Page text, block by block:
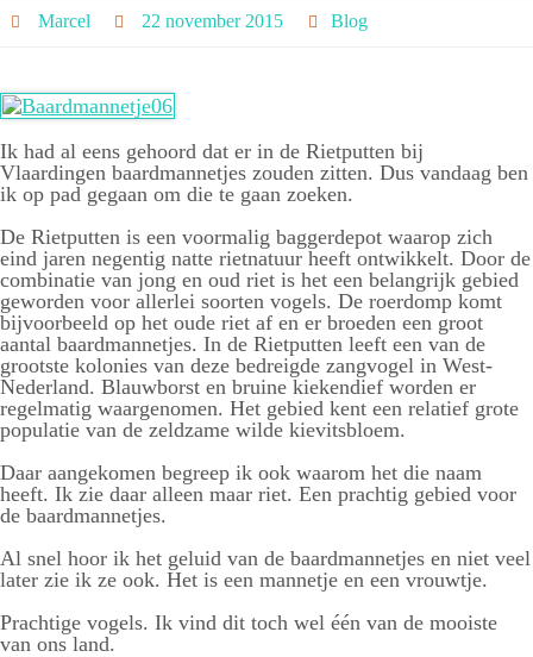
Marcel 22 november 2015 Blog
Ik had al eens gehoord dat er in de Rietputten bij
Vlaardingen baardmannetjes zouden zitten. Dus vandaag ben
ik op pad gegaan om die te gaan zoeken.
De Rietputten is een voormalig baggerdepot waarop zich
eind jaren negentig natte rietnatuur heeft ontwikkelt. Door de
combinatie van jong en oud riet is het een belangrijk gebied
geworden voor allerlei soorten vogels. De roerdomp komt
bijvoorbeeld op het oude riet af en er broeden een groot
aantal baardmannetjes. In de Rietputten leeft een van de
grootste kolonies van deze bedreigde zangvogel in West-
Nederland. Blauwborst en bruine kiekendief worden er
regelmatig waargenomen. Het gebied kent een relatief grote
populatie van de zeldzame wilde kievitsbloem.
Daar aangekomen begreep ik ook waarom het die naam
heeft. Ik zie daar alleen maar riet. Een prachtig gebied voor
de baardmannetjes.
Al snel hoor ik het geluid van de baardmannetjes en niet veel
later zie ik ze ook. Het is een mannetje en een vrouwtje.
Prachtige vogels. Ik vind dit toch wel één van de mooiste
van ons land.